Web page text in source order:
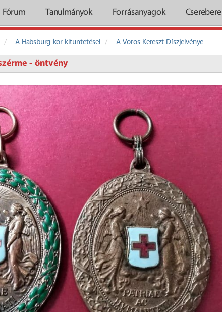
Fórum Tanulmányok Forrásanyagok Cserebere
A Habsburg-kor kitüntetései A Vörös Kereszt Díszjelvénye
- öntvény